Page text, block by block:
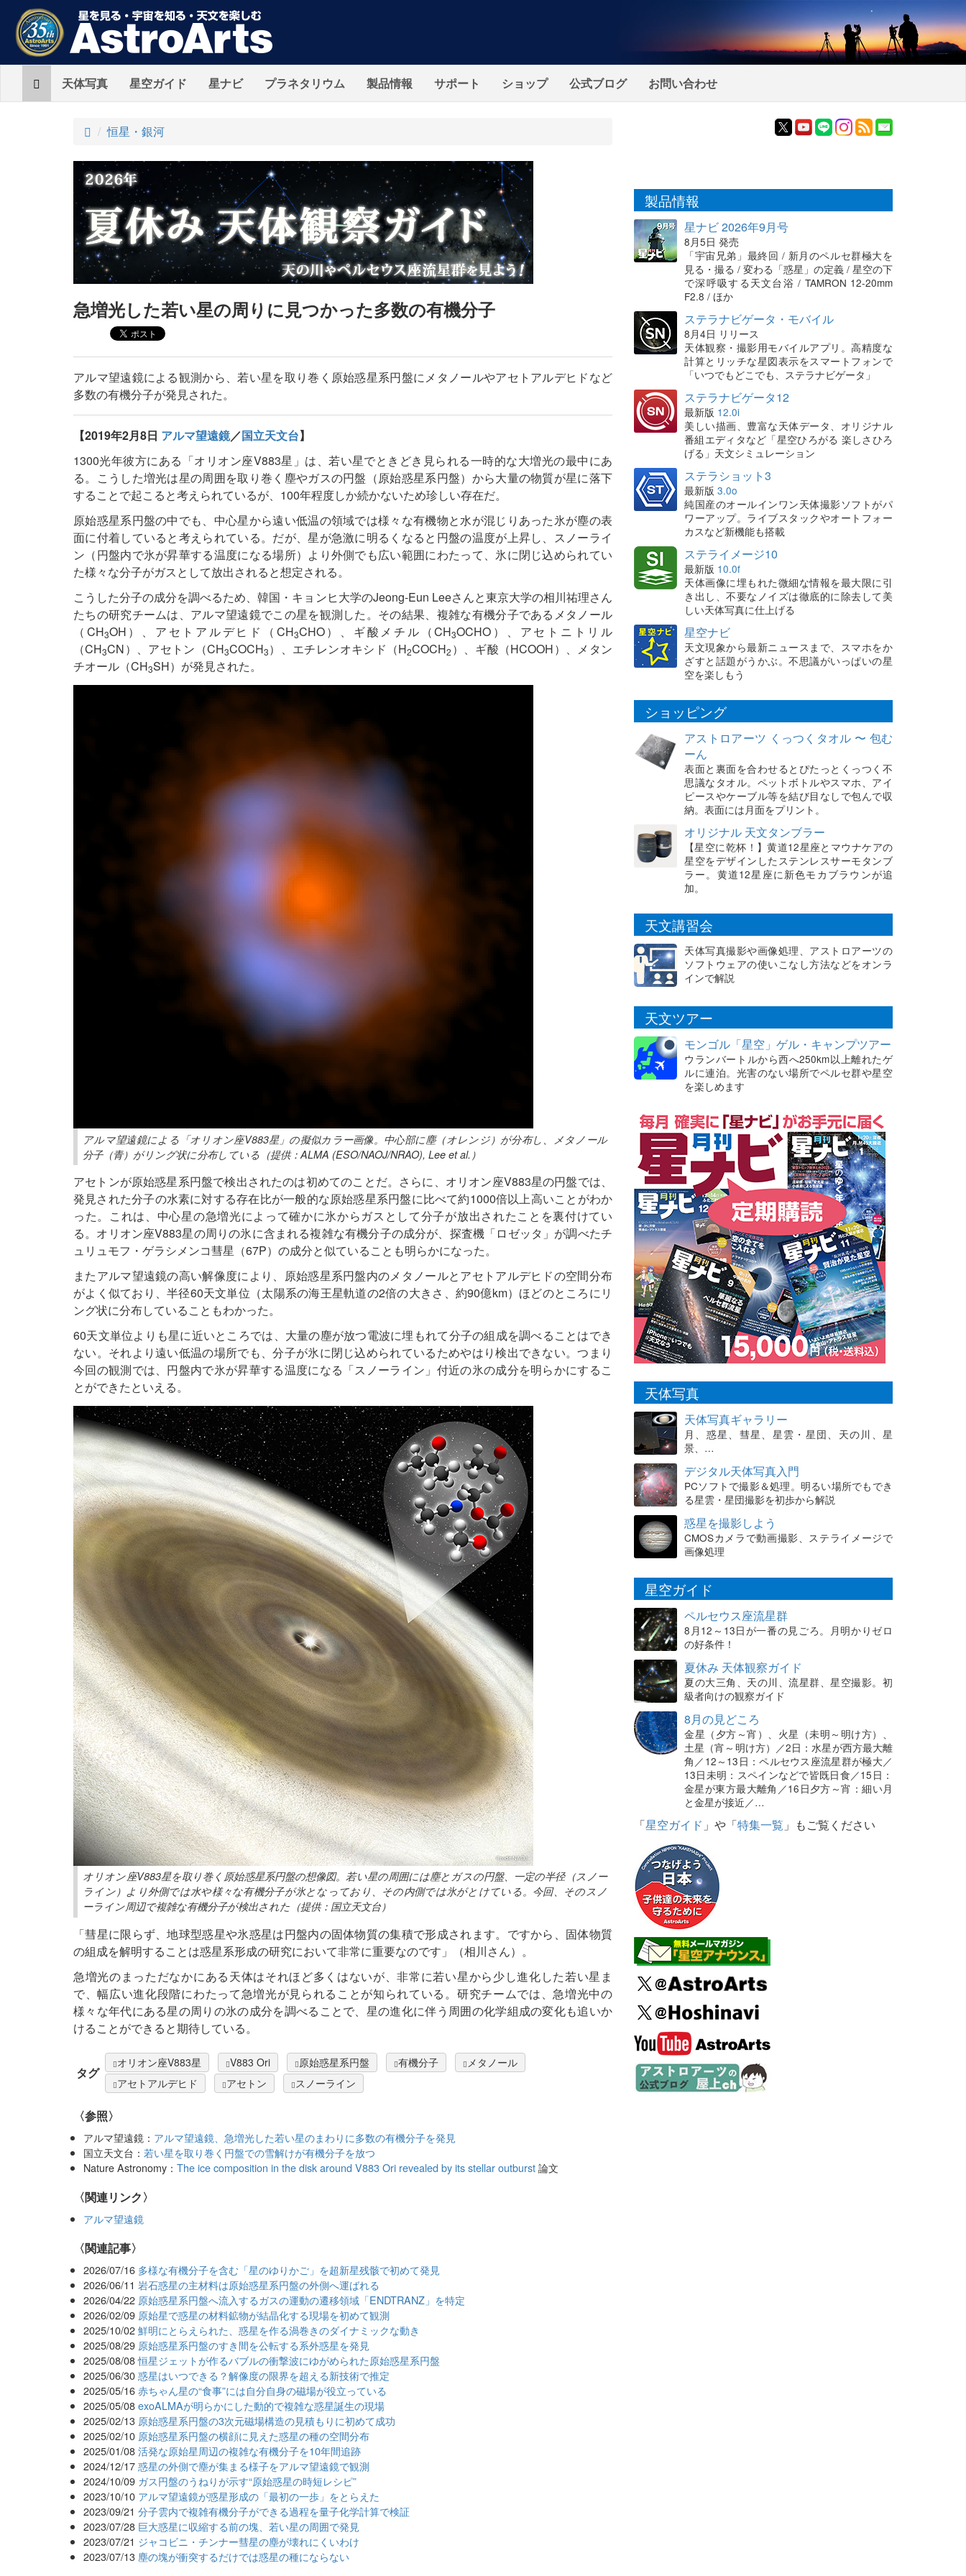
Home天体写真 星空ガイド 星ナビ プラネタリウム 製品情報 サポート ショップ 公式ブログ お問い合わせ
ト
プ
恒星・銀河
急増光した若い星の周りに見つかった多数の有機分子
アルマ望遠鏡による観測から、若い星を取り巻く原始惑星系円盤にメタノールやアセトアルデヒドなど
多数の有機分子が発見された。
【2019年2月8日 アルマ望遠鏡／国立天文台】
1300光年彼方にある「オリオン座V883星」は、若い星でときどき見られる一時的な大増光の最中にあ
る。こうした増光は星の周囲を取り巻く塵やガスの円盤（原始惑星系円盤）から大量の物質が星に落下
することで起こると考えられているが、100年程度しか続かないため珍しい存在だ。
原始惑星系円盤の中でも、中心星から遠い低温の領域では様々な有機物と水が混じりあった氷が塵の表
面に付着していると考えられている。だが、星が急激に明るくなると円盤の温度が上昇し、スノーライ
ン（円盤内で氷が昇華する温度になる場所）より外側でも広い範囲にわたって、氷に閉じ込められてい
た様々な分子がガスとして放出されると想定される。
こうした分子の成分を調べるため、韓国・キョンヒ大学のJeong-Eun Leeさんと東京大学の相川祐理さん
たちの研究チームは、アルマ望遠鏡でこの星を観測した。その結果、複雑な有機分子であるメタノール
（CH3OH）、アセトアルデヒド（CH3CHO）、ギ酸メチル（CH3OCHO）、アセトニトリル
（CH3CN）、アセトン（CH3COCH3）、エチレンオキシド（H2COCH2 ）、ギ酸（HCOOH）、メタン
チオール（CH3SH）が発見された。
アルマ望遠鏡による「オリオン座V883星」の擬似カラー画像。中心部に塵（オレンジ）が分布し、メタノール
分子（青）がリング状に分布している（提供：ALMA (ESO/NAOJ/NRAO), Lee et al.）
アセトンが原始惑星系円盤で検出されたのは初めてのことだ。さらに、オリオン座V883星の円盤では、
発見された分子の水素に対する存在比が一般的な原始惑星系円盤に比べて約1000倍以上高いことがわか
った。これは、中心星の急増光によって確かに氷からガスとして分子が放出されたことを裏付けてい
る。オリオン座V883星の周りの氷に含まれる複雑な有機分子の成分が、探査機「ロゼッタ」が調べたチ
ュリュモフ・ゲラシメンコ彗星（67P）の成分と似ていることも明らかになった。
またアルマ望遠鏡の高い解像度により、原始惑星系円盤内のメタノールとアセトアルデヒドの空間分布
がよく似ており、半径60天文単位（太陽系の海王星軌道の2倍の大きさ、約90億km）ほどのところにリ
ング状に分布していることもわかった。
60天文単位よりも星に近いところでは、大量の塵が放つ電波に埋もれて分子の組成を調べることはでき
ない。それより遠い低温の場所でも、分子が氷に閉じ込められているためやはり検出できない。つまり
今回の観測では、円盤内で氷が昇華する温度になる「スノーライン」付近の氷の成分を明らかにするこ
とができたといえる。
オリオン座V883星を取り巻く原始惑星系円盤の想像図。若い星の周囲には塵とガスの円盤、一定の半径（スノー
ライン）より外側では水や様々な有機分子が氷となっており、その内側では氷がとけている。今回、そのスノ
ーライン周辺で複雑な有機分子が検出された（提供：国立天文台）
「彗星に限らず、地球型惑星や氷惑星は円盤内の固体物質の集積で形成されます。ですから、固体物質
の組成を解明することは惑星系形成の研究において非常に重要なのです」（相川さん）。
急増光のまっただなかにある天体はそれほど多くはないが、非常に若い星から少し進化した若い星ま
で、幅広い進化段階にわたって急増光が見られることが知られている。研究チームでは、急増光中の
様々な年代にある星の周りの氷の成分を調べることで、星の進化に伴う周囲の化学組成の変化も追いか
けることができると期待している。
タグ
オリオン座V883星 V883 Ori 原始惑星系円盤 有機分子
メタノール
アセトアルデヒド
アセトン スノーライン
〈参照〉
アルマ望遠鏡： アルマ望遠鏡、急増光した若い星のまわりに多数の有機分子を発見
国立天文台：若い星を取り巻く円盤での雪解けが有機分子を放つ
Nature Astronomy：The ice composition in the disk around V883 Ori revealed by its stellar outburst論文
〈関連リンク〉
アルマ望遠鏡
関連記事
2026/07/16 多様な有機分子を含む「星のゆりかご」を超新星残骸で初めて発見
2026/06/11 岩石惑星の主材料は原始惑星系円盤の外側へ運ばれる
2026/04/22 原始惑星系円盤へ流入するガスの運動の遷移領域「ENDTRANZ」を特定
2026/02/09 原始星で惑星の材料鉱物が結晶化する現場を初めて観測
2025/10/02 鮮明にとらえられた、惑星を作る渦巻きのダイナミックな動き
2025/08/29 原始惑星系円盤のすき間を公転する系外惑星を発見
2025/08/08 恒星ジェットが作るバブルの衝撃波にゆがめられた原始惑星系円盤
2025/06/30 惑星はいつできる？解像度の限界を超える新技術で推定
2025/05/16 赤ちゃん星の“食事”には自分自身の磁場が役立っている
2025/05/08 exoALMAが明らかにした動的で複雑な惑星誕生の現場
2025/02/13 原始惑星系円盤の3次元磁場構造の見積もりに初めて成功
2025/02/10 原始惑星系円盤の横顔に見えた惑星の種の空間分布
2025/01/08 活発な原始星周辺の複雑な有機分子を10年間追跡
2024/12/17 惑星の外側で塵が集まる様子をアルマ望遠鏡で観測
2024/10/09 ガス円盤のうねりが示す“原始惑星の時短レシピ”
2023/10/10 アルマ望遠鏡が惑星形成の「最初の一歩」をとらえた
2023/09/21 分子雲内で複雑有機分子ができる過程を量子化学計算で検証
2023/07/28 巨大惑星に収縮する前の塊、若い星の周囲で発見
2023/07/21 ジャコビニ・チンナー彗星の塵が壊れにくいわけ
2023/07/13 塵の塊が衝突するだけでは惑星の種にならない
製品情報
星ナビ 2026年9月号
8月5日 発売
「宇宙兄弟」最終回 / 新月のペルセ群極大を
見る・撮る / 変わる「惑星」の定義 / 星空の下
で深呼吸する天文台浴 / TAMRON 12-20mm
F2.8 / ほか
ステラナビゲータ・モバイル
8月4日 リリース
天体観察・撮影用モバイルアプリ。高精度な
計算とリッチな星図表示をスマートフォンで
「いつでもどこでも、ステラナビゲータ」
ステラナビゲータ12
最新版 12.0i
美しい描画、豊富な天体データ、オリジナル
番組エディタなど「星空ひろがる 楽しさひろ
げる」天文シミュレーション
ステラショット3
最新版 3.0o
純国産のオールインワン天体撮影ソフトがパ
ワーアップ。ライブスタックやオートフォー
カスなど新機能も搭載
ステライメージ10
最新版 10.0f
天体画像に埋もれた微細な情報を最大限に引
き出し、不要なノイズは徹底的に除去して美
しい天体写真に仕上げる
星空ナビ
天文現象から最新ニュースまで、スマホをか
ざすと話題がうかぶ。不思議がいっぱいの星
空を楽しもう
ショッピング
アストロアーツ くっつくタオル 〜 包む
ーん
表面と裏面を合わせるとぴたっとくっつく不
思議なタオル。ペットボトルやスマホ、アイ
ピースやケーブル等を結び目なしで包んで収
納。表面には月面をプリント。
オリジナル 天文タンブラー
【星空に乾杯！】黄道12星座とマウナケアの
星空をデザインしたステンレスサーモタンブ
ラー。黄道12星座に新色モカブラウンが追
加。
天文講習会
天体写真撮影や画像処理、アストロアーツの
ソフトウェアの使いこなし方法などをオンラ
インで解説
天文ツアー
モンゴル「星空」ゲル・キャンプツアー
ウランバートルから西へ250km以上離れたゲ
ルに連泊。光害のない場所でペルセ群や星空
を楽しめます
天体写真
天体写真ギャラリー
月、惑星、彗星、星雲・星団、天の川、星
景、…
デジタル天体写真入門
PCソフトで撮影＆処理。明るい場所でもでき
る星雲・星団撮影を初歩から解説
惑星を撮影しよう
CMOSカメラで動画撮影、ステライメージで
画像処理
星空ガイド
ペルセウス座流星群
8月12～13日が一番の見ごろ。月明かりゼロ
の好条件！
夏休み 天体観察ガイド
夏の大三角、天の川、流星群、星空撮影。初
級者向けの観察ガイド
8月の見どころ
金星（夕方～宵）、火星（未明～明け方）、
土星（宵～明け方）／2日：水星が西方最大離
角／12～13日：ペルセウス座流星群が極大／
13日未明：スペインなどで皆既日食／15日：
金星が東方最大離角／16日夕方～宵：細い月
と金星が接近／…
「星空ガイド 」や「特集一覧 」もご覧ください